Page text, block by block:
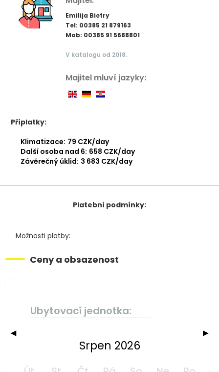
Emilija Bietry
Tel: 00385 21 879163
Mob: 00385 91 5688801
V katalogu od 2018.
Majitel mluví jazyky:
Příplatky:
Klimatizace: 79 CZK/day
Další osoba nad 6: 658 CZK/day
Závěrečný úklid: 3 683 CZK/day
Platební podmínky:
Možnosti platby:
Ceny a obsazenost
Ubytovací jednotka:
◀ ▶
Srpen 2026